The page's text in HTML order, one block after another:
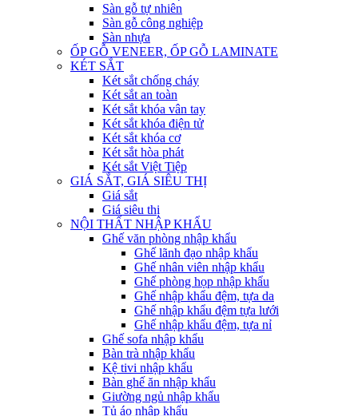
Sàn gỗ tự nhiên
Sàn gỗ công nghiệp
Sàn nhựa
ỐP GỖ VENEER, ỐP GỖ LAMINATE
KÉT SẮT
Két sắt chống cháy
Két sắt an toàn
Két sắt khóa vân tay
Két sắt khóa điện tử
Két sắt khóa cơ
Két sắt hòa phát
Két sắt Việt Tiệp
GIÁ SẮT, GIÁ SIÊU THỊ
Giá sắt
Giá siêu thị
NỘI THẤT NHẬP KHẨU
Ghế văn phòng nhập khẩu
Ghế lãnh đạo nhập khẩu
Ghế nhân viên nhập khẩu
Ghế phòng họp nhập khẩu
Ghế nhập khẩu đệm, tựa da
Ghế nhập khẩu đệm tựa lưới
Ghế nhập khẩu đệm, tựa nỉ
Ghế sofa nhập khẩu
Bàn trà nhập khẩu
Kệ tivi nhập khẩu
Bàn ghế ăn nhập khẩu
Giường ngủ nhập khẩu
Tủ áo nhập khẩu